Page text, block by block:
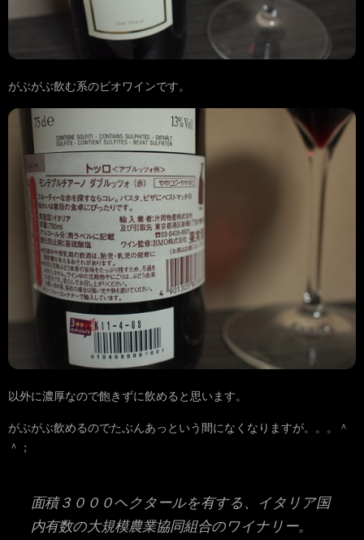
がぶがぶ飲む系のビオワインです。
以外に濃厚なので飽きずに飲めると思います。
がぶがぶ飲めるのでたぶんあっという間になくなりますが。。。＾
＾；
面積３０００ヘクタールを有する、イタリア国
内有数の大規模農業協同組合のワイナリー。